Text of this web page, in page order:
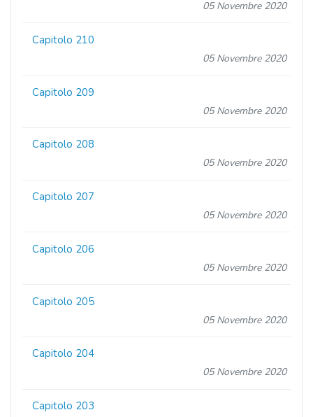
05 Novembre 2020
Capitolo 210
05 Novembre 2020
Capitolo 209
05 Novembre 2020
Capitolo 208
05 Novembre 2020
Capitolo 207
05 Novembre 2020
Capitolo 206
05 Novembre 2020
Capitolo 205
05 Novembre 2020
Capitolo 204
05 Novembre 2020
Capitolo 203